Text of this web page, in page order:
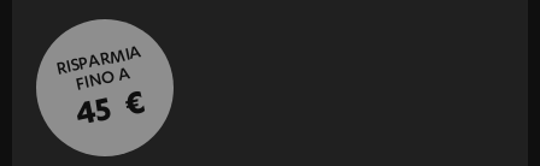
RISPARMIA
FINO A
45 €